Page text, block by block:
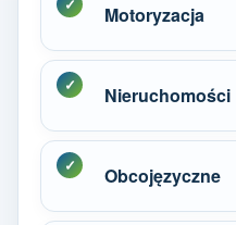
Motoryzacja
Nieruchomości
Obcojęzyczne